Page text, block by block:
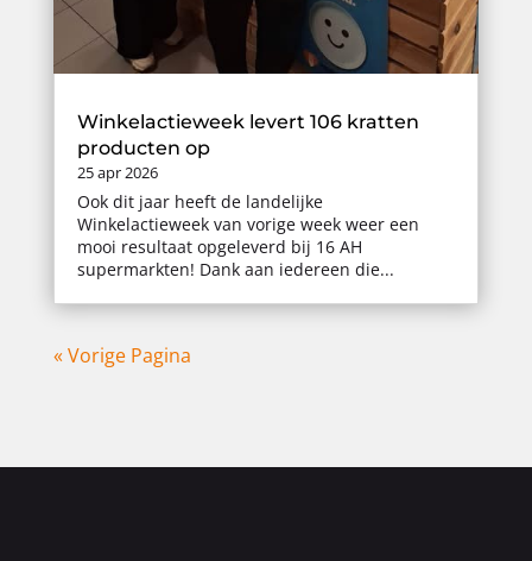
Winkelactieweek levert 106 kratten
producten op
25 apr 2026
Ook dit jaar heeft de landelijke
Winkelactieweek van vorige week weer een
mooi resultaat opgeleverd bij 16 AH
supermarkten! Dank aan iedereen die...
« Vorige Pagina